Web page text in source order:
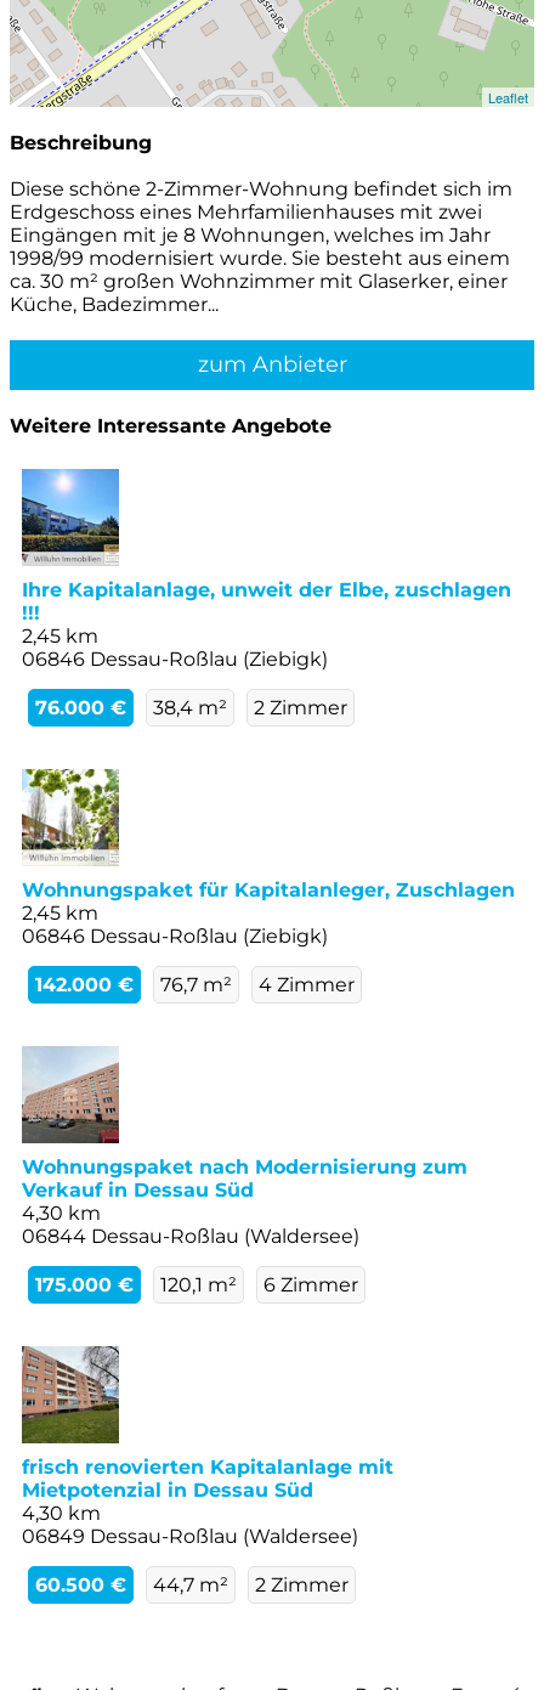
Leaflet
Beschreibung
Diese schöne 2-Zimmer-Wohnung befindet sich im
Erdgeschoss eines Mehrfamilienhauses mit zwei
Eingängen mit je 8 Wohnungen, welches im Jahr
1998/99 modernisiert wurde. Sie besteht aus einem
ca. 30 m² großen Wohnzimmer mit Glaserker, einer
Küche, Badezimmer...
zum Anbieter
Weitere Interessante Angebote
Ihre Kapitalanlage, unweit der Elbe, zuschlagen
!!!
2,45 km
06846 Dessau-Roßlau (Ziebigk)
76.000 € 38,4 m² 2 Zimmer
Wohnungspaket für Kapitalanleger, Zuschlagen
2,45 km
06846 Dessau-Roßlau (Ziebigk)
142.000 € 76,7 m² 4 Zimmer
Wohnungspaket nach Modernisierung zum
Verkauf in Dessau Süd
4,30 km
06844 Dessau-Roßlau (Waldersee)
175.000 € 120,1 m² 6 Zimmer
frisch renovierten Kapitalanlage mit
Mietpotenzial in Dessau Süd
4,30 km
06849 Dessau-Roßlau (Waldersee)
60.500 € 44,7 m² 2 Zimmer